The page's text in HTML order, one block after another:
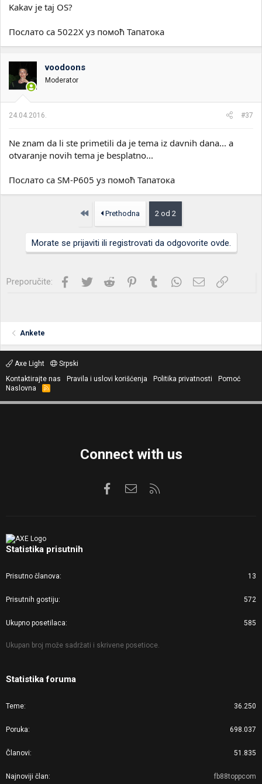
Kakav je taj OS?
Послато са 5022X уз помоћ Тапатока
voodoons
Moderator
24.04.2016. #37
Ne znam da li ste primetili da je tema iz davnih dana... a
otvaranje novih tema je besplatno...
Послато са SM-P605 уз помоћ Тапатока
Prvo Prethodna 2 od 2
Morate se prijaviti ili registrovati da odgovorite ovde.
Preporučite: Facebook
Twitter Reddit PinterestTumblrWhatsApp
Imejl Link
Ankete
Axe Light
Srpski
Kontaktirajte nas
Pravila i uslovi korišćenja Politika privatnosti
Pomoć
Naslovna
R
S
Connect with us
FacebookKontaktirajte nas
Statistika prisutnih
Prisutno članova 13
Prisutnih gostiju 572
Ukupno posetilaca 585
Ukupan broj može sadržati i skrivene posetioce.
Statistika foruma
Teme 36.250
Poruka 698.037
Članovi 51.835
Najnoviji član fb88toppcom